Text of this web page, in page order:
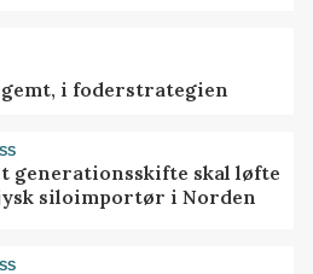
i foderstrategien
generationsskifte skal løfte
siloimportør i Norden